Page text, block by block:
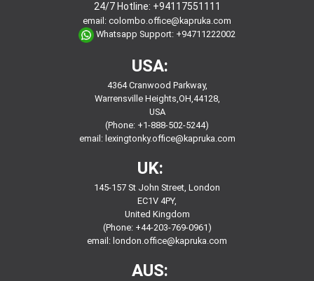
24/7 Hotline: +94117551111
email: colombo.office@kapruka.com
Whatsapp Support: +94711222002
USA:
4364 Cranwood Parkway,
Warrensville Heights,OH,44128,
USA
(Phone: +1-888-502-5244)
email: lexingtonky.office@kapruka.com
UK:
145-157 St John Street, London
EC1V 4PY,
United Kingdom
(Phone: +44-203-769-0961)
email: london.office@kapruka.com
AUS: